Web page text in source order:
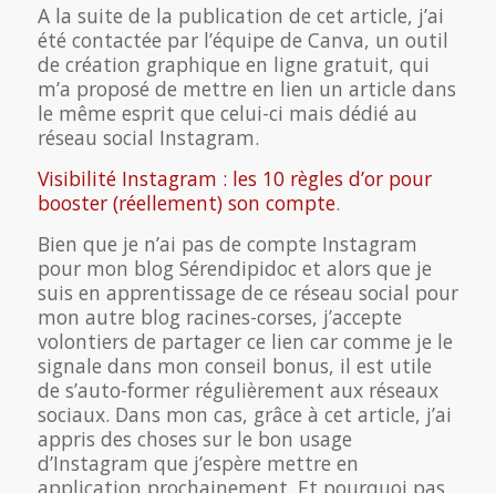
A la suite de la publication de cet article, j’ai
été contactée par l’équipe de Canva, un outil
de création graphique en ligne gratuit, qui
m’a proposé de mettre en lien un article dans
le même esprit que celui-ci mais dédié au
réseau social Instagram.
Visibilité Instagram : les 10 règles d’or pour
booster (réellement) son compte.
Bien que je n’ai pas de compte Instagram
pour mon blog Sérendipidoc et alors que je
suis en apprentissage de ce réseau social pour
mon autre blog racines-corses, j’accepte
volontiers de partager ce lien car comme je le
signale dans mon conseil bonus, il est utile
de s’auto-former régulièrement aux réseaux
sociaux. Dans mon cas, grâce à cet article, j’ai
appris des choses sur le bon usage
d’Instagram que j’espère mettre en
application prochainement. Et pourquoi pas